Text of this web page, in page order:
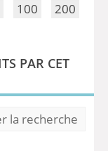
100 200
PAR CET
la recherche